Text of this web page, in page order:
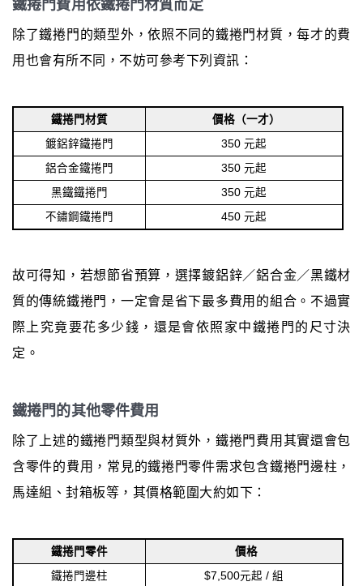
鐵捲門費用依鐵捲門材質而定
除了鐵捲門的類型外，依照不同的鐵捲門材質，每才的費
用也會有所不同，不妨可參考下列資訊：
鐵捲門材質
價格（一才）
鍍鋁鋅鐵捲門
350 元起
鋁合金鐵捲門
350 元起
黑鐵鐵捲門
350 元起
不鏽鋼鐵捲門
450 元起
故可得知，若想節省預算，選擇鍍鋁鋅／鋁合金／黑鐵材
質的傳統鐵捲門，一定會是省下最多費用的組合。不過實
際上究竟要花多少錢，還是會依照家中鐵捲門的尺寸決
定。
鐵捲門的其他零件費用
除了上述的鐵捲門類型與材質外，鐵捲門費用其實還會包
含零件的費用，常見的鐵捲門零件需求包含鐵捲門邊柱，
馬達組、封箱板等，其價格範圍大約如下：
鐵捲門零件
價格
鐵捲門邊柱
$7,500元起 / 組